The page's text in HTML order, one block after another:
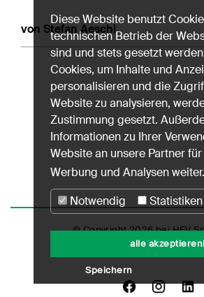
von Stefan Aeschi
© Copyright 2026 bei HEV
Datenschutz
Diese Website benutzt
technischen Betrieb der
sind und stets gesetzt
Cookies, um Inhalte und
personalisieren und die
Website zu analysieren,
Zustimmung gesetzt.
Informationen zu Ihrer
Website an unsere Partner
Werbung und Analysen weiter.
Notwendig
Statistiken
alle akzeptieren!
Speichern